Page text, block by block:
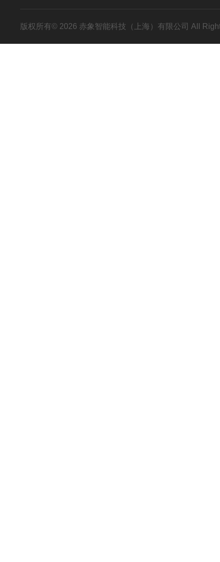
版权所有© 2026 赤象智能科技（上海）有限公司 All